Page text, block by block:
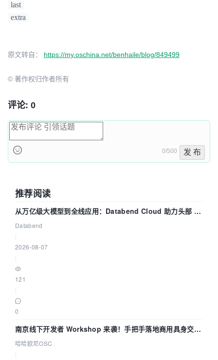
last
extra
原文转自： https://my.oschina.net/benhaile/blog/849499
© 著作权归作者所有
评论: 0
0/500 发 布
推荐阅读
从万亿级大模型到全线应用：Databend Cloud 助力头部 AI
企业构建全链路 Trace 数据管道
Databend
2026-08-07
121
0
南京线下开发者 Workshop 来袭！手把手落地商用具身交互
智能 Agent 应用
哈哈欧尼OSC